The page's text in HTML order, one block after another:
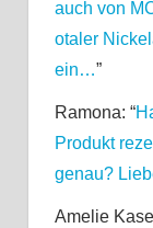
auch von
otaler
ein…”
Ramona: “
Produkt
genau?
Amelie